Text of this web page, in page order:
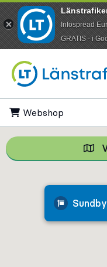
Webshop
Infospread
​GRATIS - i